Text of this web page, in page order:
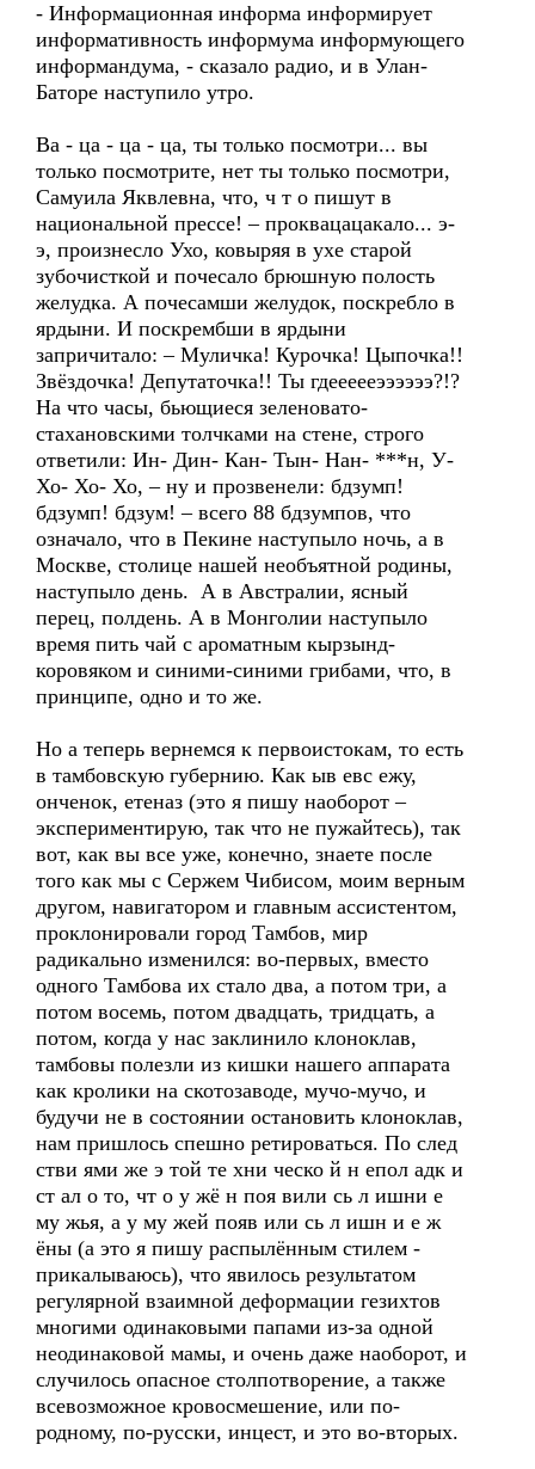
- Информационная информа информирует
информативность информума информующего
информандума, - сказало радио, и в Улан-
Баторе наступило утро.
Ва - ца - ца - ца, ты только посмотри... вы
только посмотрите, нет ты только посмотри,
Самуила Яквлевна, что, ч т о пишут в
национальной прессе! – проквацацакало... э-
э, произнесло Ухо, ковыряя в ухе старой
зубочисткой и почесало брюшную полость
желудка. А почесамши желудок, поскребло в
ярдыни. И поскрембши в ярдыни
запричитало: – Муличка! Курочка! Цыпочка!!
Звёздочка! Депутаточка!! Ты гдеееееээээээ?!?
На что часы, бьющиеся зеленовато-
стахановскими толчками на стене, строго
ответили: Ин- Дин- Кан- Тын- Нан- ***н, У-
Хо- Хо- Хо, – ну и прозвенели: бдзумп!
бдзумп! бдзум! – всего 88 бдзумпов, что
означало, что в Пекине наступыло ночь, а в
Москве, столице нашей необъятной родины,
наступыло день. А в Австралии, ясный
перец, полдень. А в Монголии наступыло
время пить чай с ароматным кырзынд-
коровяком и синими-синими грибами, что, в
принципе, одно и то же.
Но а теперь вернемся к первоистокам, то есть
в тамбовскую губернию. Как ыв евс ежу,
онченок, етеназ (это я пишу наоборот –
экспериментирую, так что не пужайтесь), так
вот, как вы все уже, конечно, знаете после
того как мы с Сержем Чибисом, моим верным
другом, навигатором и главным ассистентом,
проклонировали город Тамбов, мир
радикально изменился: во-первых, вместо
одного Тамбова их стало два, а потом три, а
потом восемь, потом двадцать, тридцать, а
потом, когда у нас заклинило клоноклав,
тамбовы полезли из кишки нашего аппарата
как кролики на скотозаводе, мучо-мучо, и
будучи не в состоянии остановить клоноклав,
нам пришлось спешно ретироваться. По след
стви ями же э той те хни ческо й н епол адк и
ст ал о то, чт о у жё н поя вили сь л ишни е
му жья, а у му жей появ или сь л ишн и е ж
ёны (а это я пишу распылённым стилем -
прикалываюсь), что явилось результатом
регулярной взаимной деформации гезихтов
многими одинаковыми папами из-за одной
неодинаковой мамы, и очень даже наоборот, и
случилось опасное столпотворение, а также
всевозможное кровосмешение, или по-
родному, по-русски, инцест, и это во-вторых.